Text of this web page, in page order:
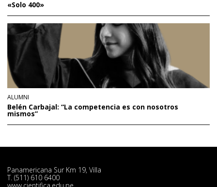
«Solo 400»
ALUMNI
Belén Carbajal: “La competencia es con nosotros
mismos”
Panamericana Sur Km 19, Villa
T. (511) 610 6400
www.cientifica.edu.pe